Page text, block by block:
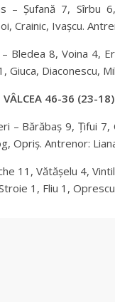
– Șufană 7,
Crainic, Ivașcu.
Bledea 8, Voina 4,
Giuca, Diaconescu,
VÂLCEA 46-36 (23-18)
– Bărăbaș 9, Țifui
Opriș. Antrenor:
11, Vătășelu 4,
1, Fliu 1,